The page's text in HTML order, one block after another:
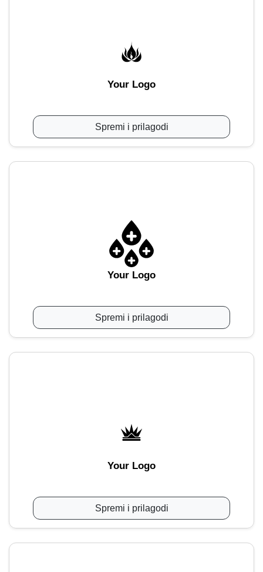
Your Logo
Spremi i prilagodi
Your Logo
Spremi i prilagodi
Your Logo
Spremi i prilagodi